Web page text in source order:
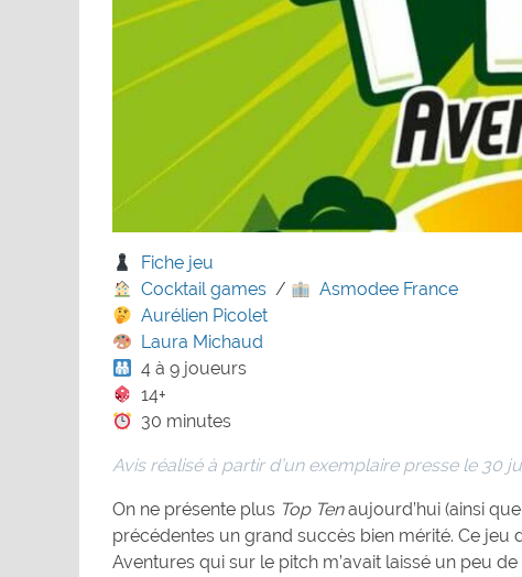
Fiche jeu
Cocktail games /
Asmodee France
Aurélien Picolet
Laura Michaud
4 à 9 joueurs
14+
30 minutes
Avis réalisé à partir d’un exemplaire presse le 30
On ne présente plus Top Tenaujourd’hui (ainsi
précédentes un grand succès bien mérité. Ce jeu
Aventures qui sur le pitch m’avait laissé un peu